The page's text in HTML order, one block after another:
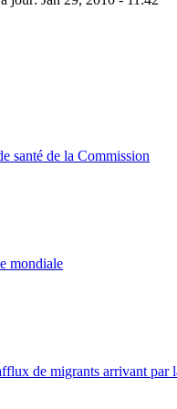
santé de la Commission
mondiale
de migrants arrivant par